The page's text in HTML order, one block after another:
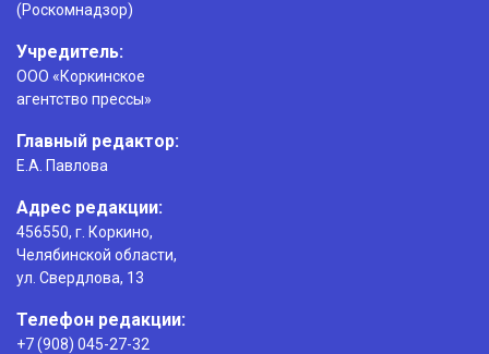
(Роскомнадзор)
Учредитель:
ООО «Коркинское
агентство прессы»
Главный редактор:
Е.А. Павлова
Адрес редакции:
456550, г. Коркино,
Челябинской области,
ул. Свердлова, 13
Телефон редакции:
+7 (908) 045-27-32